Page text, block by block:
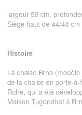
largeur 59 cm,
Siège haut de 44/48
Histoire
La chaise Brno
de la chaise en porte-
Rohe, qui a été
Maison Tugendhat à